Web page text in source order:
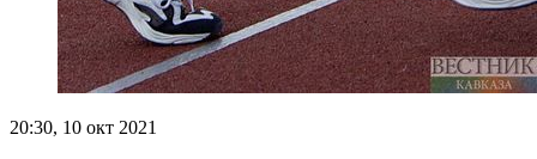
20:30, 10 окт 2021